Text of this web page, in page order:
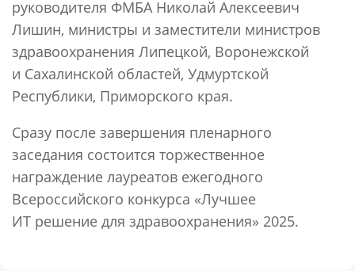
руководителя ФМБА Николай Алексеевич
Лишин, министры и заместители министров
здравоохранения Липецкой, Воронежской
и Сахалинской областей, Удмуртской
Республики, Приморского края.
Сразу после завершения пленарного
заседания состоится торжественное
награждение лауреатов ежегодного
Всероссийского конкурса «Лучшее
ИТ решение для здравоохранения» 2025.